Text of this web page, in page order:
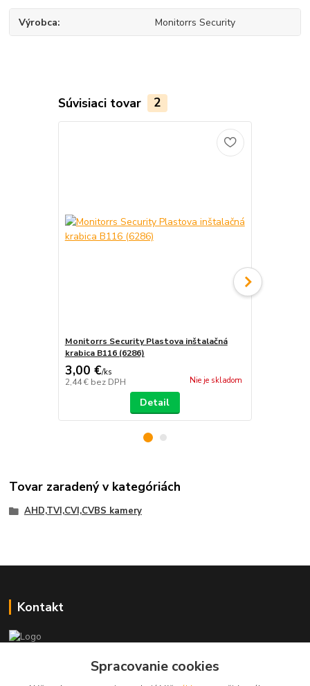
Výrobca Monitorrs Security
Súvisiaci tovar 2
Monitorrs Security Plastova inštalačná
krabica B116 (6286)
3,00 €/ks
2,44 € bez DPH Nie je skladom
Detail
Tovar zaradený v kategóriách
AHD,TVI,CVI,CVBS kamery
Kontakt
+421 917 869 471, +421 917 817 905
Spracovanie cookies